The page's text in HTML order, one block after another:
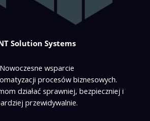
Solution Systems
Nowoczesne wsparcie
procesów biznesowych.
działać sprawniej, bezpieczniej i
przewidywalnie.